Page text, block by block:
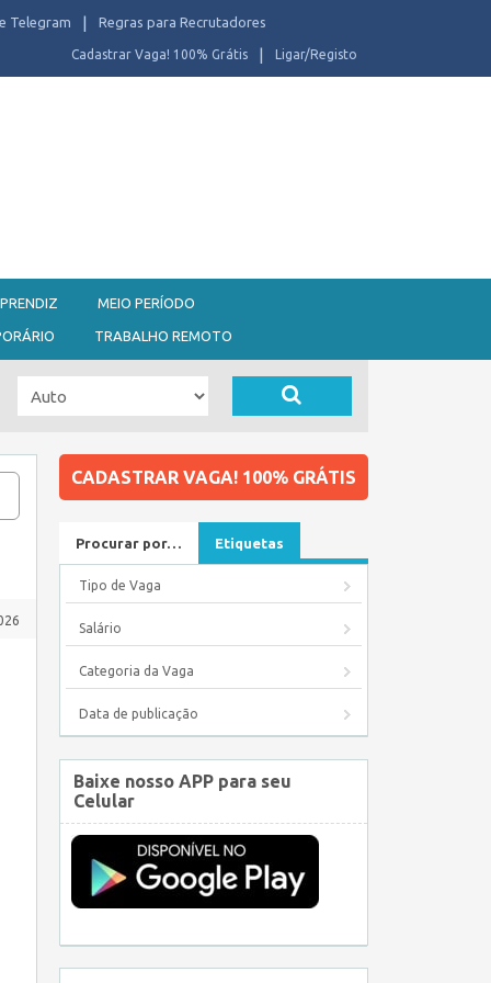
Telegram Regras para Recrutadores
Ligar/Registo
Cadastrar Vaga! 100% Grátis
MEIO PERÍODO
TRABALHO REMOTO
CADASTRAR VAGA! 100% GRÁTIS
Procurar por… Etiquetas
Tipo de Vaga
Salário
Categoria da Vaga
Data de publicação
Baixe nosso APP para seu
Celular